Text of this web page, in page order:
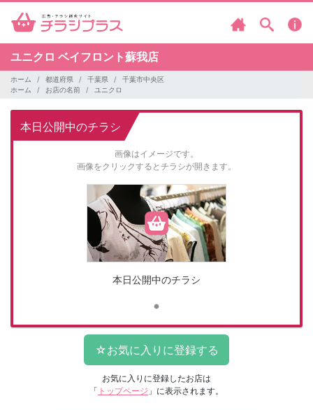
ユニクロ ベイフロント蘇我店
ホーム 都道府県 千葉県
千葉市中央区
ホーム
お店の名前 ユニクロ
本日公開中のチラシ
画像はイメージです。
画像をクリックするとチラシが開きます。
本日公開中のチラシ
お気に入りに登録したお店は
「 トップページ 」に表示されます。